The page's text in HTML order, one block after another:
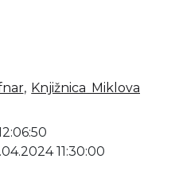
, Knjižnica Miklova
11:30:00